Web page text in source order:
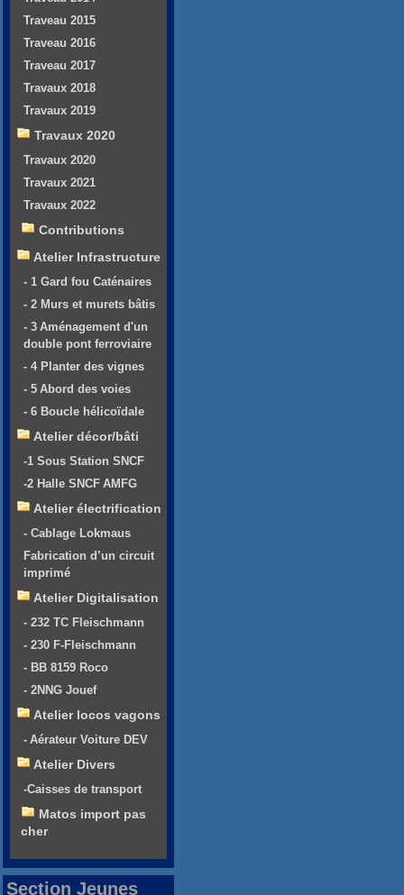
Traveau 2015
Traveau 2016
Traveau 2017
Travaux 2018
Travaux 2019
Travaux 2020
Travaux 2020
Travaux 2021
Travaux 2022
Contributions
Atelier Infrastructure
- 1 Gard fou Caténaires
- 2 Murs et murets bâtis
- 3 Aménagement d'un
double pont ferroviaire
- 4 Planter des vignes
- 5 Abord des voies
- 6 Boucle hélicoïdale
Atelier décor/bâti
-1 Sous Station SNCF
-2 Halle SNCF AMFG
Atelier électrification
- Cablage Lokmaus
Fabrication d’un circuit
imprimé
Atelier Digitalisation
- 232 TC Fleischmann
- 230 F-Fleischmann
- BB 8159 Roco
- 2NNG Jouef
Atelier locos vagons
- Aérateur Voiture DEV
Atelier Divers
-Caisses de transport
Matos import pas
cher
Section Jeunes